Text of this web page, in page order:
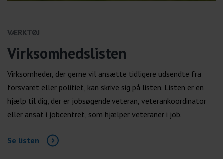
VÆRKTØJ
Virksomhedslisten
Virksomheder, der gerne vil ansætte tidligere udsendte fra
forsvaret eller politiet, kan skrive sig på listen. Listen er en
hjælp til dig, der er jobsøgende veteran, veterankoordinator
eller ansat i jobcentret, som hjælper veteraner i job.
Se listen